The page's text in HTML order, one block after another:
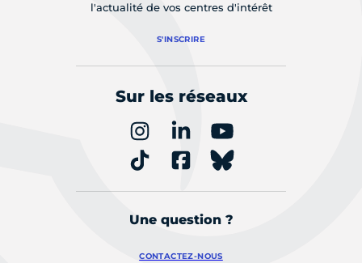
l'actualité de vos centres d'intérêt
S'INSCRIRE
Sur les réseaux
Une question ?
CONTACTEZ-NOUS